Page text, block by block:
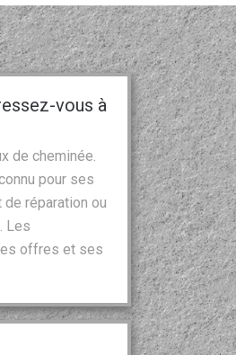
vous à
de cheminée.
pour ses
réparation ou
Les
offres et ses